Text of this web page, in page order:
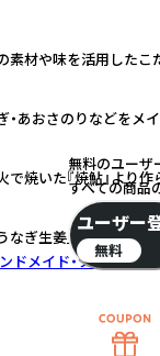
素材や味を活用したこ
・あおさのりなどを
焼いた『焼鮎』より
ぎ生姜」「うなぎ山
ドメイド・クラフト
無料のユーザ
すべての商品
ユーザー
無料